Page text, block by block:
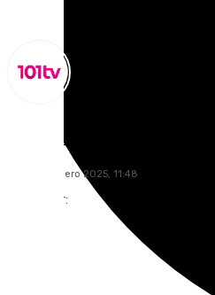
Lynx Devs
jueves, 9 enero 2025, 11:48
Compartir: